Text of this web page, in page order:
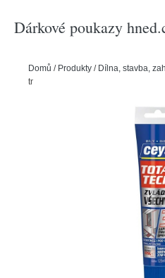
Dárkové poukazy
Domů / Produkty / Dílna, stavba,
tmel Total tech express, bílá